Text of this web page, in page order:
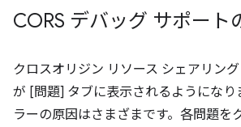
CORS デバッグ サポート
クロスオリジン リソース シェアリン
が [問題] タブに表示されるようになり
ラーの原因はさまざまです。各問題を